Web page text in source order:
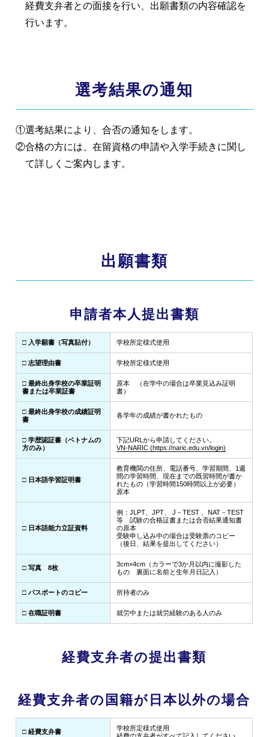
経費支弁者との面接を行い、出願書類の内容確認を
行います。
選考結果の通知
①選考結果により、合否の通知をします。
②合格の方には、在留資格の申請や入学手続きに関し
て詳しくご案内します。
出願書類
申請者本人提出書類
□ 入学願書（写真貼付） 学校所定様式使用
□ 志望理由書 学校所定様式使用
□ 最終出身学校の卒業証明
書または卒業証書
原本 （在学中の場合は卒業見込み証明
書）
□ 最終出身学校の成績証明
書
各学年の成績が書かれたもの
□ 学歴認証書（ベトナムの
方のみ）
下記URLから申請してください。
VN-NARIC (https://naric.edu.vn/login)
□ 日本語学習証明書
教育機関の住所、電話番号、学習期間、1週
間の学習時間、現在までの既習時間が書か
れたもの（学習時間150時間以上が必要）
原本
□ 日本語能力立証資料
例：JLPT、JPT、 J－TEST 、NAT－TEST
等 試験の合格証書または合否結果通知書
の原本
受験申し込み中の場合は受験票のコピー
（後日、結果を提出してください）
□ 写真 8枚
3cm×4cm（カラーで3か月以内に撮影した
もの 裏面に名前と生年月日記入）
□ パスポートのコピー 所持者のみ
□ 在職証明書 就労中または就労経験のある人のみ
経費支弁者の提出書類
経費支弁者の国籍が日本以外の場合
□ 経費支弁書
学校所定様式使用